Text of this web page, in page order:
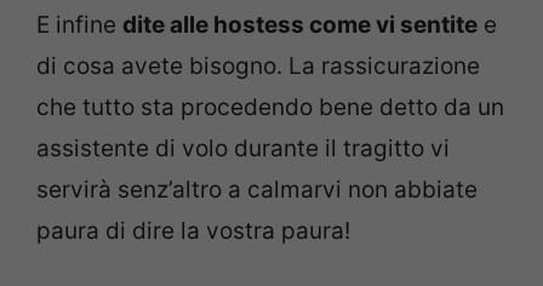
E infine dite alle hostess come vi sentite e
di cosa avete bisogno. La rassicurazione
che tutto sta procedendo bene detto da un
assistente di volo durante il tragitto vi
servirà senz’altro a calmarvi non abbiate
paura di dire la vostra paura!